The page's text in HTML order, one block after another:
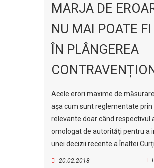
MARJA DE
NU MAI POATE
ÎN PLÂNGEREA
Acele erori maxime de
așa cum sunt reglementate
relevante doar când respectivul
omologat de autorități pentru a
unei decizii recente a Înaltei
20.02.2018